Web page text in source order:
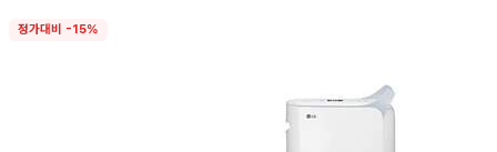
정가대비 -15%